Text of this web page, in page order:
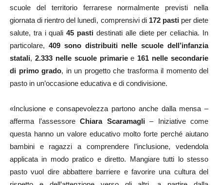
scuole del territorio ferrarese normalmente previsti nella
giornata di rientro del lunedì, comprensivi di 172 pastiper diete
salute, tra i quali45 pasti destinati alle diete per celiachia. In
particolare, 409 sono distribuitinelle scuole dell’infanzia
statali, 2.333 nelle scuole primariee 161 nelle secondarie
di primo grado, in un progetto che trasforma il momento del
pasto in un’occasione educativa e di condivisione.
«Inclusione e consapevolezza partono anche dalla mensa –
afferma l’assessore Chiara Scaramagli – Iniziative come
questa hanno un valore educativo molto forte perché aiutano
bambini e ragazzi a comprendere l’inclusione, vedendola
applicata in modo pratico e diretto. Mangiare tutti lo stesso
pasto vuol dire abbattere barriere e favorire una cultura del